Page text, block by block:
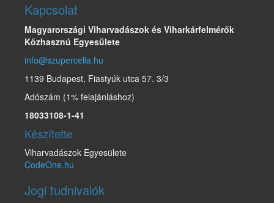
Kapcsolat
Magyarországi Viharvadászok és Viharkárfelmérők
Közhasznú Egyesülete
info@szupercella.hu
1139 Budapest, Fiastyúk utca 57. 3/3
Adószám (1% felajánláshoz)
18033108-1-41
Készítette
Viharvadászok Egyesülete
CodeOne.hu
Jogi tudnivalók